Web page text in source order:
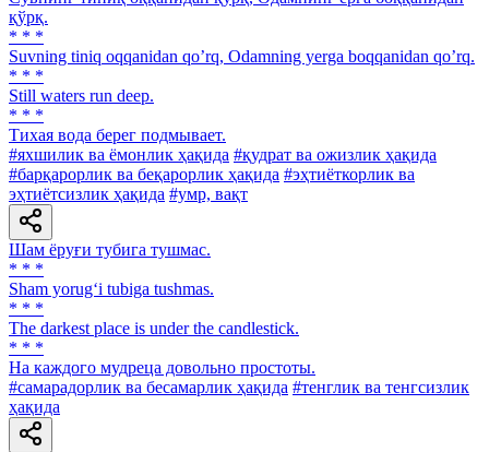
қўрқ.
* * *
Suvning tiniq oqqanidan qoʼrq, Odamning yerga boqqanidan qoʼrq.
* * *
Still waters run deep.
* * *
Тихая вода берег подмывает.
#яхшилик ва ёмонлик ҳақида #қудрат ва ожизлик ҳақида
#барқарорлик ва беқарорлик ҳақида #эҳтиёткорлик ва
эҳтиётсизлик ҳақида #умр, вақт
Шам ёруғи тубига тушмас.
* * *
Sham yorug‘i tubiga tushmas.
* * *
The darkest place is under the candlestick.
* * *
Ha каждого мудреца довольно простоты.
#самарадорлик ва бесамарлик ҳақида #тенглик ва тенгсизлик
ҳақида